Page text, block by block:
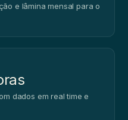
e lâmina mensal para o
dados em real time e